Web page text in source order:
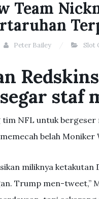
Team
Peter Bailey Slot
staf
NFL untuk bergeser
belah Moniker
miliknya
Trump men-tweet,”